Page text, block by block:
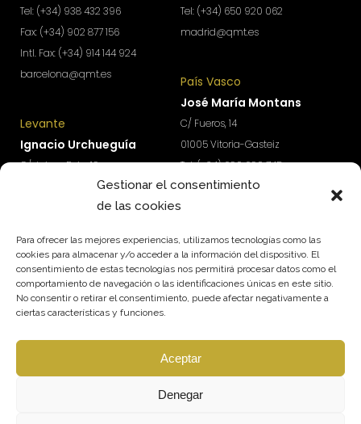
Gestionar el consentimiento
de las cookies
Para ofrecer las mejores experiencias, utilizamos tecnologías como las
cookies para almacenar y/o acceder a la información del dispositivo. El
consentimiento de estas tecnologías nos permitirá procesar datos como el
comportamiento de navegación o las identificaciones únicas en este sitio.
No consentir o retirar el consentimiento, puede afectar negativamente a
ciertas características y funciones.
Aceptar
Denegar
Tel: (+34) 938 432 396
Fax: (+34) 902 877 156
Intl. Fax: (+34) 914 144 924
barcelona@qmt.es
Levante
Ignacio Urchueguía
C/ Jaime Roig, 19
Tel: (+34) 674 570 918
Tel: (+34) 650 920 062
madrid@qmt.es
País Vasco
José María Montans
C/ Fueros, 14
01005 Vitoria-Gasteiz
Tel: (+34) 690 690 745
paisvasco@qmt.es
¿Quieres acceder a contenidos exclusivos para
impulsar el crecimiento y rentabilidad de tu
empresa?
Suscríbete a nuestra newsletter.
SUSCRÍBETE